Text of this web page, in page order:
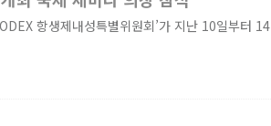
항생제내성특별위원회’가 지난 10일부터 14